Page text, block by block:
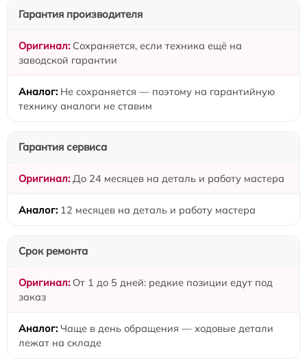
Гарантия производителя
Сохраняется, если техника ещё на
заводской гарантии
Не сохраняется — поэтому на гарантийную
технику аналоги не ставим
Гарантия сервиса
До 24 месяцев на деталь и работу мастера
12 месяцев на деталь и работу мастера
Срок ремонта
От 1 до 5 дней: редкие позиции едут под
заказ
Чаще в день обращения — ходовые детали
лежат на складе